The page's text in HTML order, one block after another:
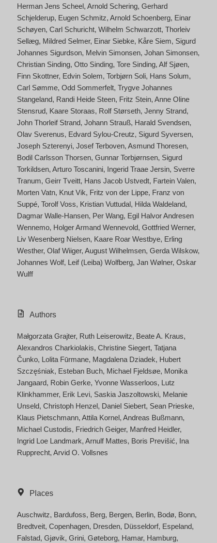
Herman Jens Scheel Arnold Schering Gerhard
Schjelderup Eugen Schmitz Arnold Schoenberg Einar
Schøyen Carl Schuricht Wilhelm Schwarzott Thorleiv
Sellæg Mildred Selmer Einar Siebke Kåre Siem Sigurd
Johannes Sigurdson Melvin Simonsen Johan Simonsen
Christian Sinding Otto Sinding Tore Sinding Alf Sjøen
Finn Skottner Edvin Solem Torbjørn Soli Hans Solum
Carl Sømme Odd Sommerfelt Trygve Johannes
Stangeland Randi Heide Steen Fritz Stein Anne Oline
Stensrud Kaare Storaas Rolf Størseth Jenny Strand
John Thorleif Strand Johann Strauß Harald Svendsen
Olav Sverenus Edvard Sylou-Creutz Sigurd Syversen
Joseph Szterenyi Josef Terboven Asmund Thoresen
Bodil Carlsson Thorsen Gunnar Torbjørnsen Sigurd
Torkildsen Arturo Toscanini Ingerid Traae Jersin Sverre
Tranum Geirr Tveitt Hans Jacob Ustvedt Fartein Valen
Morten Vatn Knut Vik Fritz von der Lippe Franz von
Suppé Torolf Voss Kristian Vuttudal Hilda Waldeland
Dagmar Walle-Hansen Per Wang Egil Halvor Andresen
Wennemo Holger Armand Wennevold Gottfried Werner
Liv Wesenberg Nielsen Kaare Roar Westbye Erling
Westher Olaf Wiiger August Wilhelmsen Gerda Wilskow
Johannes Wolf Leif (Leiba) Wolfberg Jan Wølner Oskar
Wulff
Authors
Małgorzata Grajter Ruth Leiserowitz Beate A. Kraus
Alexandros Charkiolakis Christine Siegert Tatjana
Čunko Lolita Fūrmane Magdalena Dziadek Hubert
Szczęśniak Esteban Buch Michael Fjeldsøe Monika
Jangaard Robin Gerke Yvonne Wasserloos Lutz
Klinkhammer Erik Levi Saskia Jaszoltowski Melanie
Unseld Christoph Henzel Daniel Siebert Sean Prieske
Klaus Pietschmann Attila Kornel Andreas Bußmann
Michael Custodis Friedrich Geiger Manfred Heidler
Ingrid Loe Landmark Arnulf Mattes Boris Previšić Ina
Rupprecht Arvid O. Vollsnes
Places
Auschwitz Bardufoss Berg Bergen Berlin Bodø Bonn
Bredtveit Copenhagen Dresden Düsseldorf Espeland
Falstad Gjøvik Grini Gøteborg Hamar Hamburg